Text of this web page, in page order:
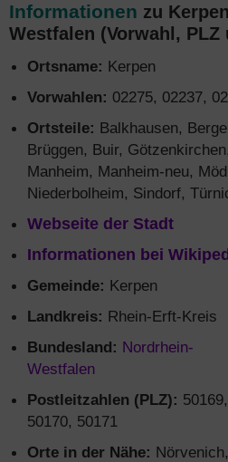
Informationen zu
Westfalen (Vorwahl, PLZ
Ortsname: Kerpen
Vorwahlen: 02275, 02237,
Ortsteile: Balkhausen,
Brüggen, Buir,
Manheim, Manheim-neu,
Niederbolheim, Sindorf,
Webseite der Stadt
Informationen bei
Gemeinde: Kerpen
Landkreis: Rhein-Erft-Kreis
Bundesland: Nordrhein-
Westfalen
Postleitzahlen (PLZ): 50169,
50170, 50171
Orte in der Nähe: Nörvenich,